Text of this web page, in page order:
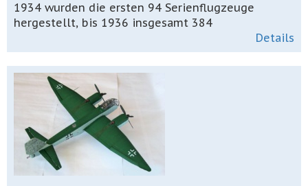
1934 wurden die ersten 94 Serienflugzeuge
hergestellt, bis 1936 insgesamt 384
Details